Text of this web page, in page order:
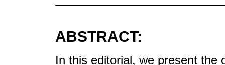
ABSTRACT:
In this editorial, we present the